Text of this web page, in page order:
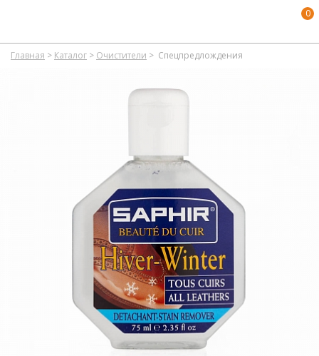
0
Главная > Каталог > Очистители > Спецпредлождения